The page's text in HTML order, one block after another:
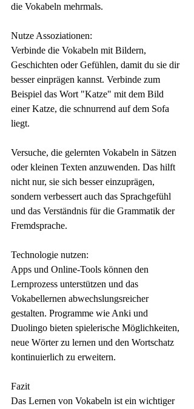
die Vokabeln mehrmals.
Nutze Assoziationen:
Verbinde die Vokabeln mit Bildern,
Geschichten oder Gefühlen, damit du sie dir
besser einprägen kannst. Verbinde zum
Beispiel das Wort "Katze" mit dem Bild
einer Katze, die schnurrend auf dem Sofa
liegt.
Versuche, die gelernten Vokabeln in Sätzen
oder kleinen Texten anzuwenden. Das hilft
nicht nur, sie sich besser einzuprägen,
sondern verbessert auch das Sprachgefühl
und das Verständnis für die Grammatik der
Fremdsprache.
Technologie nutzen:
Apps und Online-Tools können den
Lernprozess unterstützen und das
Vokabellernen abwechslungsreicher
gestalten. Programme wie Anki und
Duolingo bieten spielerische Möglichkeiten,
neue Wörter zu lernen und den Wortschatz
kontinuierlich zu erweitern.
Fazit
Das Lernen von Vokabeln ist ein wichtiger